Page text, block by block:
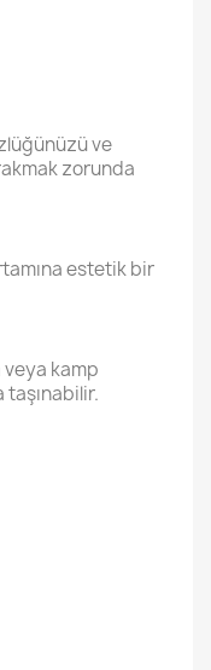
ve
zorunda
estetik bir
kamp
taşınabilir.